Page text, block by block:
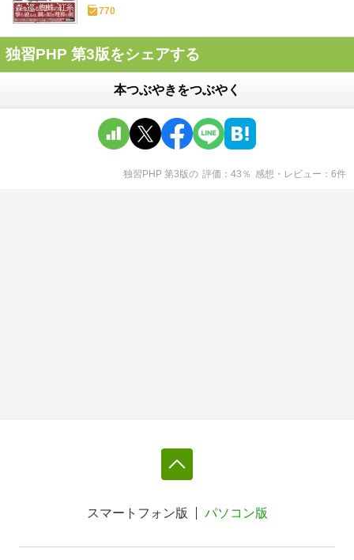
770
独習PHP 第3版をシェアする
本つぶやきをつぶやく
独習PHP 第3版の 評価 43 ％ 感想・レビュー 6件
スマートフォン版 パソコン版